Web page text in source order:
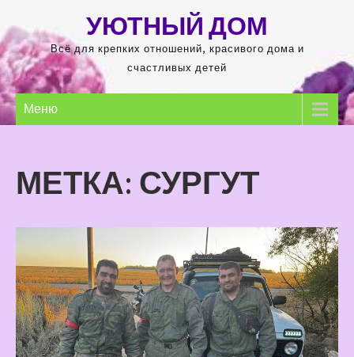
содержимому
УЮТНЫЙ ДОМ
Всё для крепких отношений, красивого дома и
счастливых детей
Меню
МЕТКА: СУРГУТ